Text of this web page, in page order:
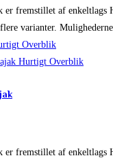
fremstillet af enkeltlags
varianter.
Overblik
Hurtigt Overblik
fremstillet af enkeltlags